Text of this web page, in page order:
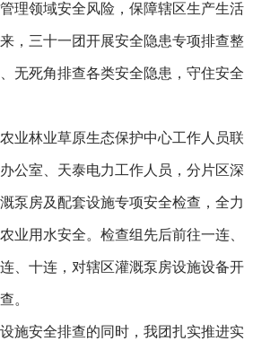
理领域安全风险，保障辖区生产生活
，三十一团开展安全隐患专项排查整
无死角排查各类安全隐患，守住安全
业林业草原生态保护中心工作人员联
公室、天泰电力工作人员，分片区深
泵房及配套设施专项安全检查，全力
业用水安全。检查组先后前往一连、
、十连，对辖区灌溉泵房设施设备开
。
施安全排查的同时，我团扎实推进实